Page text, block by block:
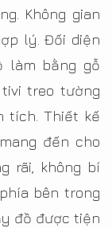
Không gian
lý. Đối diện
làm bằng gỗ
treo tường
tích. Thiết kế
đến cho
rãi, không bí
bên trong
đồ được tiện